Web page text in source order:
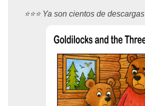
⭐️⭐️⭐️ Ya son cientos de descargas